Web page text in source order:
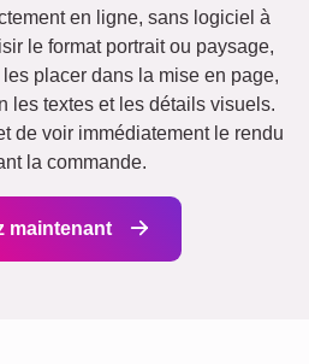
en ligne, sans logiciel à
le format portrait ou paysage,
placer dans la mise en page,
les textes et les détails visuels.
de voir immédiatement le rendu
la commande.
maintenant